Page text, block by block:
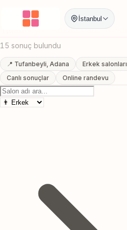
İstanbul
Anasayfa / Adana Tufanbeyli
Tufanbeyli, Adana Fade Kesim
15 sonuç bulundu
📍 Tufanbeyli, Adana
Erkek salonları
Canlı sonuçlar
Online randevu